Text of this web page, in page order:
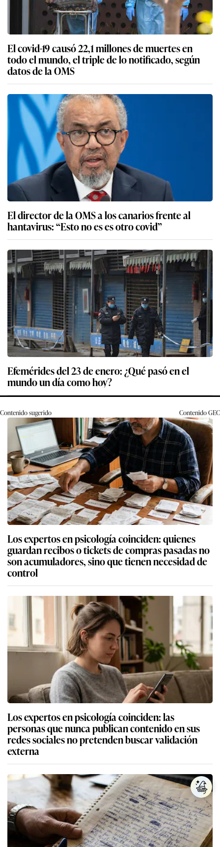
El covid-19 causó 22,1 millones de muertes en
todo el mundo, el triple de lo notificado, según
datos de la OMS
El director de la OMS a los canarios frente al
hantavirus: “Esto no es es otro covid”
Efemérides del 23 de enero: ¿Qué pasó en el
mundo un día como hoy?
Contenido sugerido ContenidoGEC
Los expertos en psicología coinciden: quienes
guardan recibos o tickets de compras pasadas no
son acumuladores, sino que tienen necesidad de
control
Los expertos en psicología coinciden: las
personas que nunca publican contenido en sus
redes sociales no pretenden buscar validación
externa